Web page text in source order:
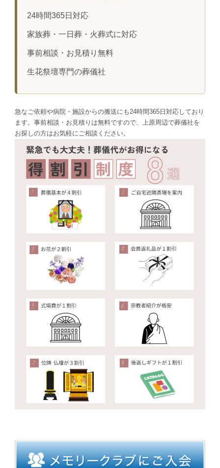
24時間365日対応
家族葬・一日葬・火葬式に対応
事前相談・お見積り無料
生花祭壇専門の葬儀社
急なご依頼や病院・施設からの搬送にも24時間365日対応しており
ます。事前相談・お見積りは無料ですので、上原周辺で葬儀社を
お探しの方はお気軽にご相談ください。